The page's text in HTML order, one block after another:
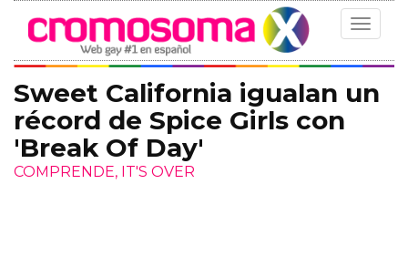
Toggle
Sweet California igualan un
récord de Spice Girls con
'Break Of Day'
COMPRENDE, IT'S OVER